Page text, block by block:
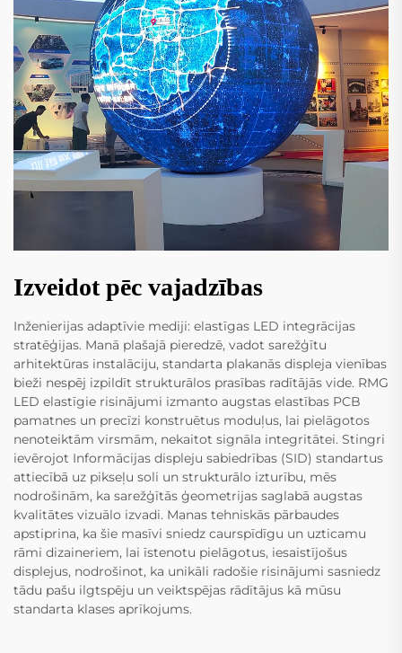
Izveidot pēc vajadzības
Inženierijas adaptīvie mediji: elastīgas LED integrācijas
stratēģijas. Manā plašajā pieredzē, vadot sarežģītu
arhitektūras instalāciju, standarta plakanās displeja vienības
bieži nespēj izpildīt strukturālos prasības radītājās vide. RMG
LED elastīgie risinājumi izmanto augstas elastības PCB
pamatnes un precīzi konstruētus moduļus, lai pielāgotos
nenoteiktām virsmām, nekaitot signāla integritātei. Stingri
ievērojot Informācijas displeju sabiedrības (SID) standartus
attiecībā uz pikseļu soli un strukturālo izturību, mēs
nodrošinām, ka sarežģītās ģeometrijas saglabā augstas
kvalitātes vizuālo izvadi. Manas tehniskās pārbaudes
apstiprina, ka šie masīvi sniedz caurspīdīgu un uzticamu
rāmi dizaineriem, lai īstenotu pielāgotus, iesaistījošus
displejus, nodrošinot, ka unikāli radošie risinājumi sasniedz
tādu pašu ilgtspēju un veiktspējas rādītājus kā mūsu
standarta klases aprīkojums.